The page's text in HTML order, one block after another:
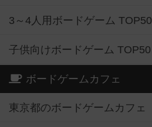
3～4人用ボードゲーム TOP50
子供向けボードゲーム TOP50
ボードゲームカフェ
東京都のボードゲームカフェ